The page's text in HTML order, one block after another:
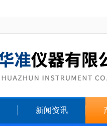
新闻资讯